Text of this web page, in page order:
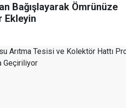
Bağışlayarak Ömrünüze
Ekleyin